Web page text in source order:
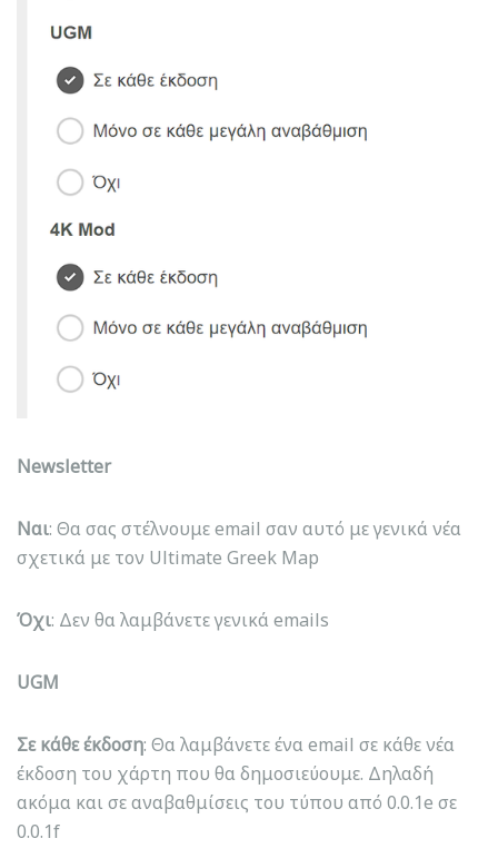
Newsletter
Ναι: Θα σας στέλνουμε email σαν αυτό με γενικά νέα
σχετικά με τον Ultimate Greek Map
Όχι: Δεν θα λαμβάνετε γενικά emails
UGM
Σε κάθε έκδοση: Θα λαμβάνετε ένα email σε κάθε νέα
έκδοση του χάρτη που θα δημοσιεύουμε. Δηλαδή
ακόμα και σε αναβαθμίσεις του τύπου από 0.0.1e σε
0.0.1f